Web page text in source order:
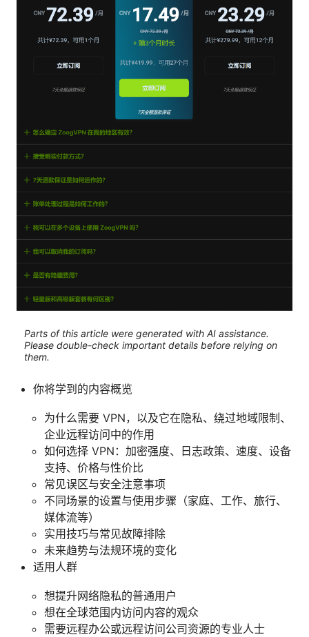
Parts of this article were generated with AI assistance.
Please double-check important details before relying on
them.
你将学到的内容概览
为什么需要 VPN，以及它在隐私、绕过地域限制、
企业远程访问中的作用
如何选择 VPN：加密强度、日志政策、速度、设备
支持、价格与性价比
常见误区与安全注意事项
不同场景的设置与使用步骤（家庭、工作、旅行、
媒体流等）
实用技巧与常见故障排除
未来趋势与法规环境的变化
适用人群
想提升网络隐私的普通用户
想在全球范围内访问内容的观众
需要远程办公或远程访问公司资源的专业人士